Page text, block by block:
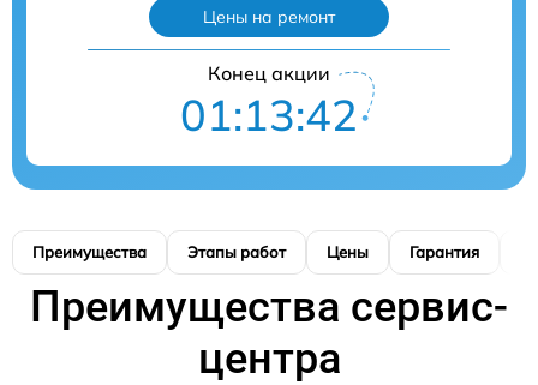
Цены на ремонт
Конец акции
01:13:41
Преимущества Этапы работ Цены Гарантия
Преимущества сервис-
центра